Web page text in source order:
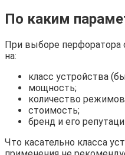
По каким
При выборе перфоратора
на:
класс устройства
мощность;
количество
стоимость;
бренд и его
Что касательно класса